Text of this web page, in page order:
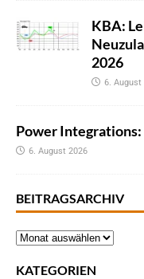
KBA:
2026
6. August
Power Integrations:
6. August 2026
BEITRAGSARCHIV
KATEGORIEN